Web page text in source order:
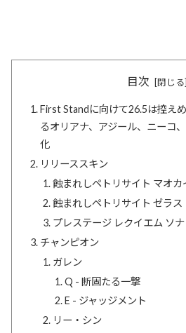
目次
First Standに向けて26.5は控え
るオリアナ、アジール、ニーコ
化
リリーススキン
蝕まれしペトリサイト マオカ
蝕まれしペトリサイト ゼラス
プレステージ レクイエム ソナ
チャンピオン
ガレン
Q - 断固たる一撃
E - ジャッジメント
リー・シン